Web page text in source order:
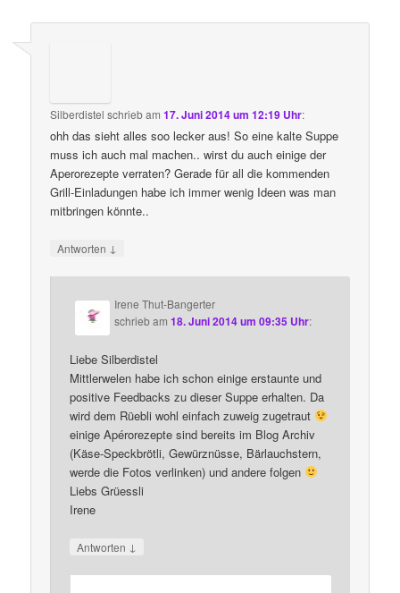
Silberdistel schriebam17. Juni 2014 um 12:19 Uhr:
ohh das sieht alles soo lecker aus! So eine kalte Suppe
muss ich auch mal machen.. wirst du auch einige der
Aperorezepte verraten? Gerade für all die kommenden
Grill-Einladungen habe ich immer wenig Ideen was man
mitbringen könnte..
Antworten ↓
Irene Thut-Bangerter
schriebam18. Juni 2014 um 09:35 Uhr:
Liebe Silberdistel
Mittlerwelen habe ich schon einige erstaunte und
positive Feedbacks zu dieser Suppe erhalten. Da
wird dem Rüebli wohl einfach zuweig zugetraut
einige Apérorezepte sind bereits im Blog Archiv
(Käse-Speckbrötli, Gewürznüsse, Bärlauchstern,
werde die Fotos verlinken) und andere folgen
Liebs Grüessli
Irene
Antworten ↓